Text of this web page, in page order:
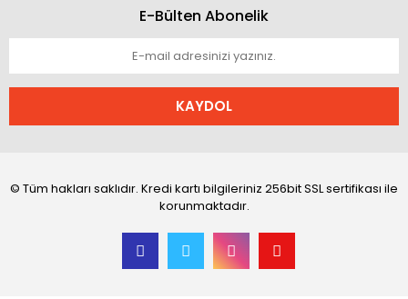
E-Bülten Abonelik
KAYDOL
© Tüm hakları saklıdır. Kredi kartı bilgileriniz 256bit SSL sertifikası ile
korunmaktadır.